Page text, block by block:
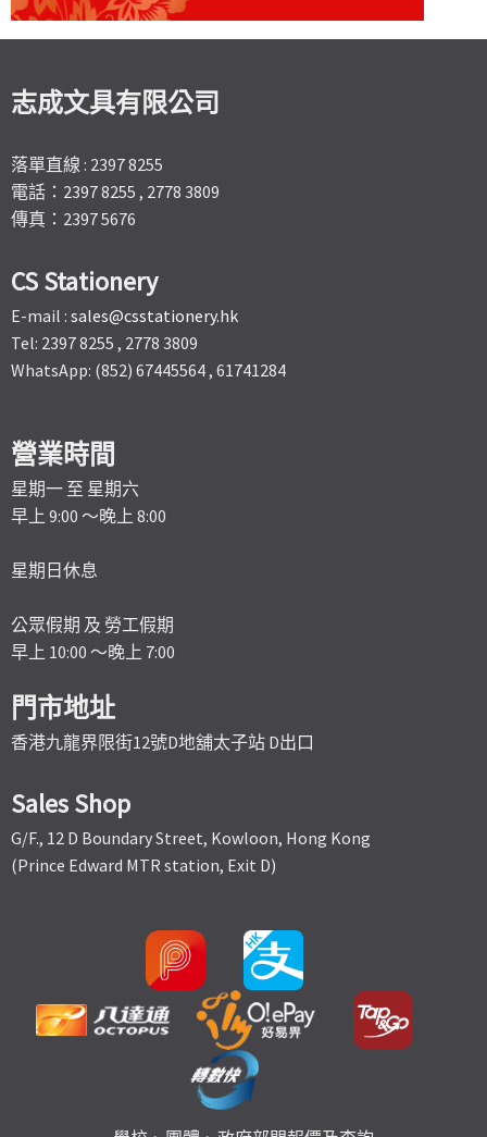
志成文具有限公司
落單直線 : 2397 8255
電話：2397 8255 , 2778 3809
傳真：2397 5676
CS Stationery
E-mail : sales@csstationery.hk
Tel: 2397 8255 , 2778 3809
WhatsApp: (852) 67445564 , 61741284
營業時間
星期一 至 星期六
早上 9:00 ～晚上 8:00
星期日休息
公眾假期 及 勞工假期
早上 10:00 ～晚上 7:00
門市地址
香港九龍界限街12號D地舖太子站 D出口
Sales Shop
G/F., 12 D Boundary Street, Kowloon, Hong Kong
(Prince Edward MTR station, Exit D)